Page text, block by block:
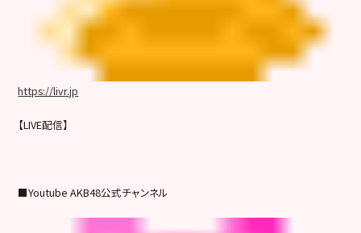
https://livr.jp
【LIVE配信】
■Youtube AKB48公式チャンネル